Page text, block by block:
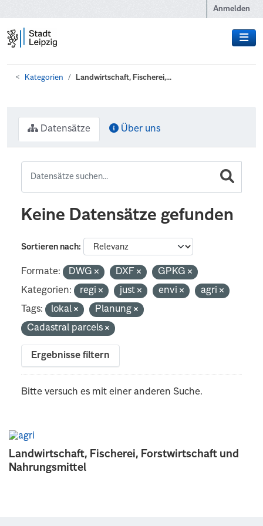
Anmelden
Kategorien Landwirtschaft, Fischerei,...
Landwirtschaft, Fischerei, Forstwirtschaft und
Nahrungsmittel
Datensätze Über uns
Keine Datensätze gefunden
Sortieren nach
Formate: DWG DXF
GPKG
Kategorien:
regi just envi
agri
Tags:
lokal
Planung
Cadastral parcels
Ergebnisse filtern
Bitte versuch es mit einer anderen Suche.